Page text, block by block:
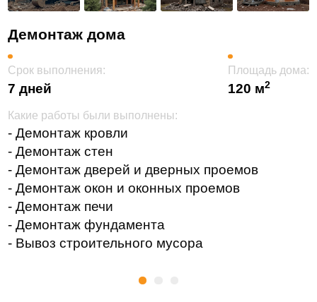
Демонтаж дома
Срок выполнения:
7 дней
Площадь дома:
120 м2
Какие работы были выполнены:
- Демонтаж кровли
- Демонтаж стен
- Демонтаж дверей и дверных проемов
- Демонтаж окон и оконных проемов
- Демонтаж печи
- Демонтаж фундамента
- Вывоз строительного мусора